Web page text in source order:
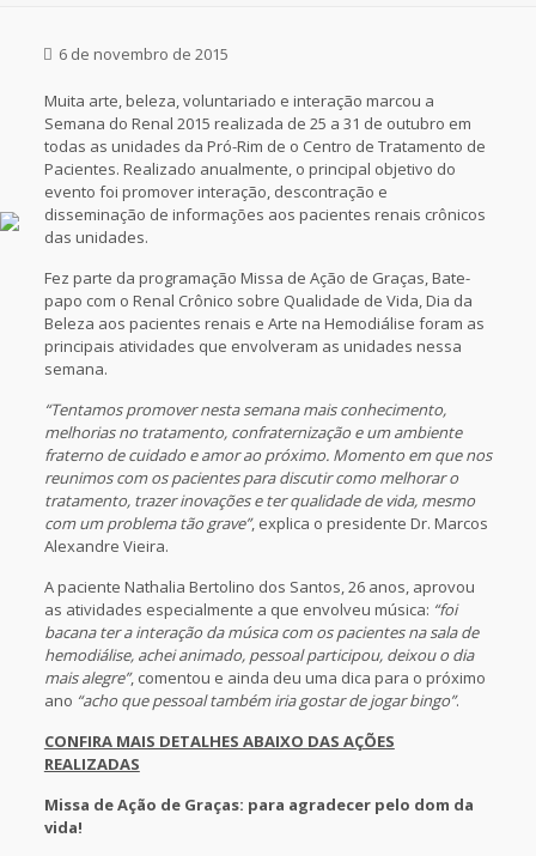
6 de novembro de 2015
Muita arte, beleza, voluntariado e interação marcou a
Semana do Renal 2015 realizada de 25 a 31 de outubro em
todas as unidades da Pró-Rim de o Centro de Tratamento de
Pacientes. Realizado anualmente, o principal objetivo do
evento foi promover interação, descontração e
disseminação de informações aos pacientes renais crônicos
das unidades.
Fez parte da programação Missa de Ação de Graças, Bate-
papo com o Renal Crônico sobre Qualidade de Vida, Dia da
Beleza aos pacientes renais e Arte na Hemodiálise foram as
principais atividades que envolveram as unidades nessa
semana.
“Tentamos promover nesta semana mais conhecimento,
melhorias no tratamento, confraternização e um ambiente
fraterno de cuidado e amor ao próximo. Momento em que nos
reunimos com os pacientes para discutir como melhorar o
tratamento, trazer inovações e ter qualidade de vida, mesmo
com um problema tão grave”, explica o presidente Dr. Marcos
Alexandre Vieira.
A paciente Nathalia Bertolino dos Santos, 26 anos, aprovou
as atividades especialmente a que envolveu música: “foi
bacana ter a interação da música com os pacientes na sala de
hemodiálise, achei animado, pessoal participou, deixou o dia
mais alegre”, comentou e ainda deu uma dica para o próximo
ano “acho que pessoal também iria gostar de jogar bingo”.
CONFIRA MAIS DETALHES ABAIXO DAS AÇÕES
REALIZADAS
Missa de Ação de Graças: para agradecer pelo dom da
vida!